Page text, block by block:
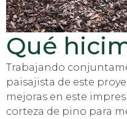
Qué
Trabajando
paisajista de este
mejoras en este
corteza de pino para